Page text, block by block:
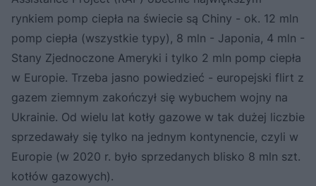
rynkiem pomp ciepła na świecie są Chiny - ok. 12 mln
pomp ciepła (wszystkie typy), 8 mln - Japonia, 4 mln -
Stany Zjednoczone Ameryki i tylko 2 mln pomp ciepła
w Europie. Trzeba jasno powiedzieć - europejski flirt z
gazem ziemnym zakończył się wybuchem wojny na
Ukrainie. Od wielu lat kotły gazowe w tak dużej liczbie
sprzedawały się tylko na jednym kontynencie, czyli w
Europie (w 2020 r. było sprzedanych blisko 8 mln szt.
kotłów gazowych).